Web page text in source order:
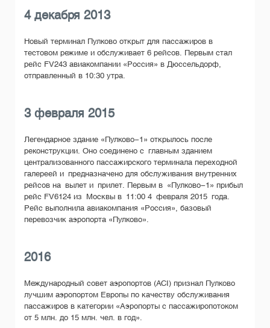
4 декабря 2013
Новый терминал Пулково открыт для пассажиров в
тестовом режиме и обслуживает 6 рейсов. Первым стал
рейс FV243 авиакомпании «Россия» в Дюссельдорф,
отправленный в 10:30 утра.
3 февраля 2015
Легендарное здание «Пулково-1» открылось после
реконструкции. Оно соединено с главным зданием
централизованного пассажирского терминала переходной
галереей и предназначено для обслуживания внутренних
рейсов на вылет и прилет. Первым в «Пулково-1» прибыл
рейс FV6124 из Москвы в 11:00 4 февраля 2015 года.
Рейс выполнила авиакомпания «Россия», базовый
перевозчик аэропорта «Пулково».
2016
Международный совет аэропортов (ACI) признал Пулково
лучшим аэропортом Европы по качеству обслуживания
пассажиров в категории «Аэропорты с пассажиропотоком
от 5 млн. до 15 млн. чел. в год».